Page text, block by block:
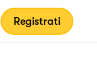
Registrati